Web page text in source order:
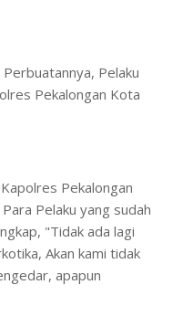
Pelaku
Pekalongan Kota
Pekalongan
Pelaku yang sudah
"Tidak ada lagi
Akan kami tidak
apapun